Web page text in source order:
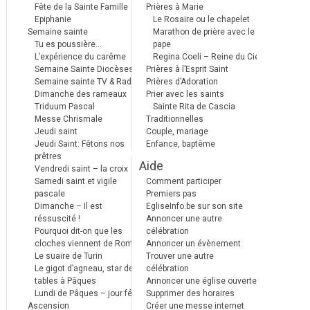
Fête de la Sainte Famille
Epiphanie
Semaine sainte
Tu es poussière…
L’expérience du carême
Semaine Sainte Diocèses
Semaine sainte TV & Radio
Dimanche des rameaux
Triduum Pascal
Messe Chrismale
Jeudi saint
Jeudi Saint: Fêtons nos
prêtres
Vendredi saint – la croix
Samedi saint et vigile
pascale
Dimanche – Il est
réssuscité !
Pourquoi dit-on que les
cloches viennent de Rome ?
Le suaire de Turin
Le gigot d’agneau, star des
tables à Pâques
Lundi de Pâques – jour férié
Ascension
Prières à Marie
Le Rosaire ou le chapelet
Marathon de prière avec le
pape
Regina Coeli – Reine du Ciel
Prières à l’Esprit Saint
Prières d’Adoration
Prier avec les saints
Sainte Rita de Cascia
Traditionnelles
Couple, mariage
Enfance, baptême
Aide
Comment participer
Premiers pas
EgliseInfo.be sur son site
Annoncer une autre
célébration
Annoncer un évènement
Trouver une autre
célébration
Annoncer une église ouverte
Supprimer des horaires
Créer une messe internet